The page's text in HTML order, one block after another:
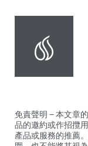
免責聲明 — 本文章
品的邀約或作招攬
產品或服務的推薦